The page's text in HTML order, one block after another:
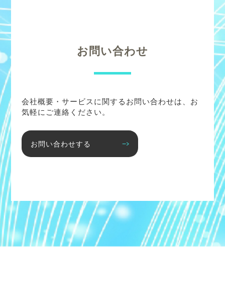
お問い合わせ
会社概要・サービスに関するお問い合わせは、お
気軽にご連絡ください。
お問い合わせする